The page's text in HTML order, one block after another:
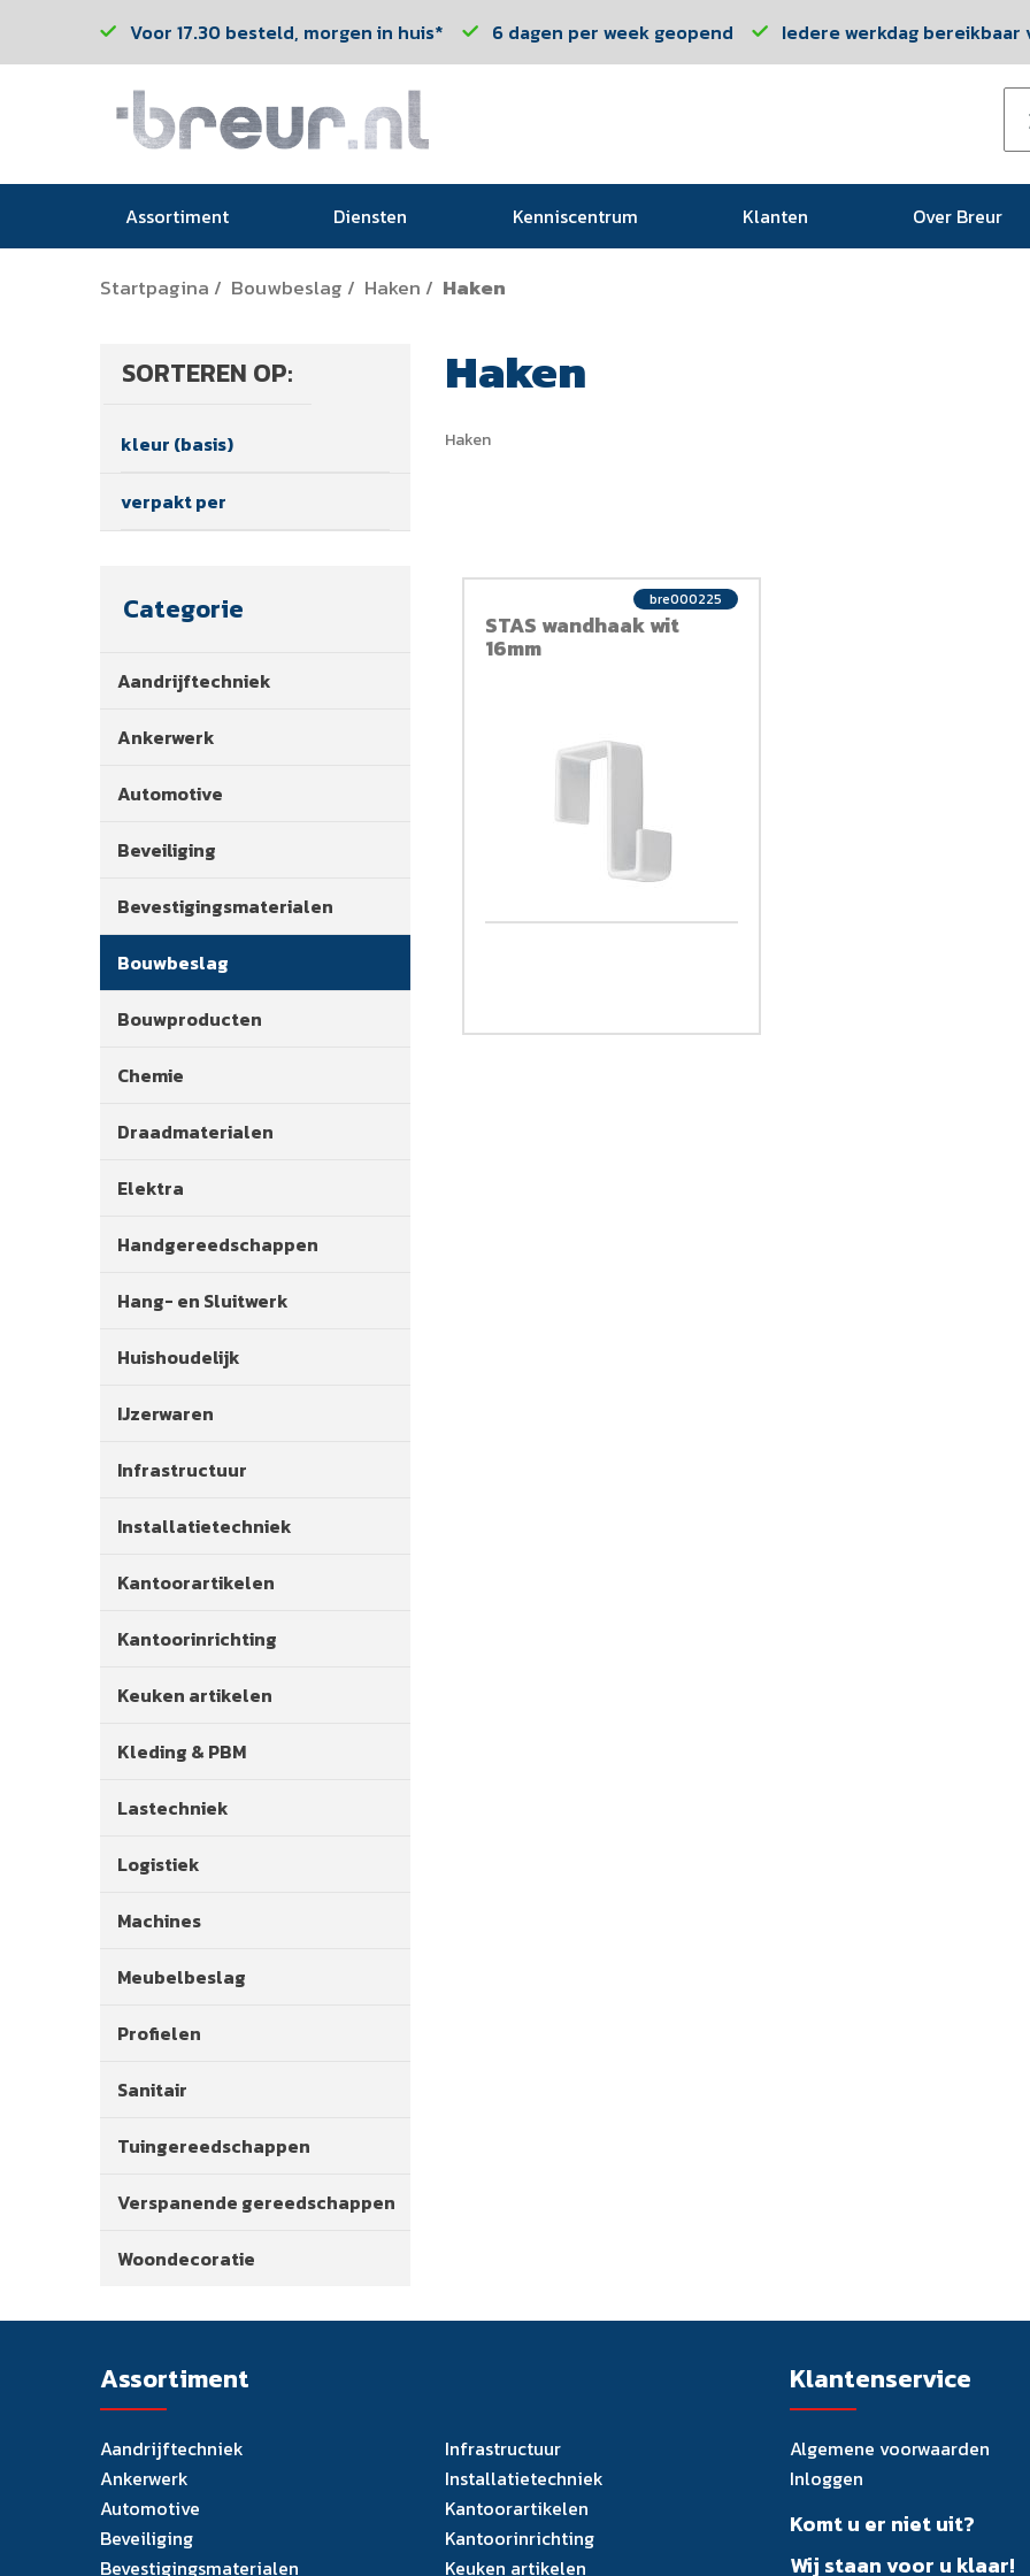
Voor 17.30 besteld, morgen in huis* 6 dagen per week geopend Iedere werkdag bereikbaar
Assortiment Diensten Kenniscentrum Klanten Over Breur
Startpagina / Bouwbeslag / Haken / Haken
SORTEREN OP:
kleur (basis)
verpakt per
Categorie
Aandrijftechniek
Ankerwerk
Automotive
Beveiliging
Bevestigingsmaterialen
Bouwbeslag
Bouwproducten
Chemie
Draadmaterialen
Elektra
Handgereedschappen
Hang- en Sluitwerk
Huishoudelijk
IJzerwaren
Infrastructuur
Installatietechniek
Kantoorartikelen
Kantoorinrichting
Keuken artikelen
Kleding & PBM
Lastechniek
Logistiek
Machines
Meubelbeslag
Profielen
Sanitair
Tuingereedschappen
Verspanende gereedschappen
Woondecoratie
Haken
Haken
STAS wandhaak wit
16mm
bre000225
Assortiment
Aandrijftechniek
Ankerwerk
Automotive
Beveiliging
Bevestigingsmaterialen
Infrastructuur
Installatietechniek
Kantoorartikelen
Kantoorinrichting
Keuken artikelen
Klantenservice
Algemene voorwaarden
Inloggen
Komt u er niet uit?
Wij staan voor u klaar!